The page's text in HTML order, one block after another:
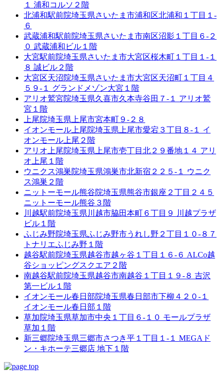
１ 浦和コルソ２階
北浦和駅前院埼玉県さいたま市浦和区北浦和１丁目１-
６
武蔵浦和駅前院埼玉県さいたま市南区沼影１丁目６-２
０ 武蔵浦和ビル１階
大宮駅前院埼玉県さいたま市大宮区桜木町１丁目１-１
８ 誠ビル２階
大宮区天沼院埼玉県さいたま市大宮区天沼町１丁目４
５９-１ グランドメゾン大宮１階
アリオ鷲宮院埼玉県久喜市久本寺谷田７-１ アリオ鷲
宮１階
上尾院埼玉県上尾市宮本町９-２８
イオンモール上尾院埼玉県上尾市愛宕３丁目８-１ イ
オンモール上尾２階
アリオ上尾院埼玉県上尾市壱丁目北２９番地１４ アリ
オ上尾１階
ウニクス鴻巣院埼玉県鴻巣市北新宿２２５-１ ウニク
ス鴻巣２階
ニットーモール熊谷院埼玉県熊谷市銀座２丁目２４５
ニットーモール熊谷３階
川越駅前院埼玉県川越市脇田本町６丁目９ 川越プラザ
ビル１階
ふじみ野院埼玉県ふじみ野市うれし野２丁目１０-８７
トナリエふじみ野１階
越谷駅前院埼玉県越谷市越ヶ谷１丁目１６-６ ALCo越
谷ショッピングスクエア２階
南越谷駅前院埼玉県越谷市南越谷１丁目１９-８ 吉沢
第一ビル１階
イオンモール春日部院埼玉県春日部市下柳４２０-１
イオンモール春日部１階
草加院埼玉県草加市中央１丁目６-１０ モールプラザ
草加１階
新三郷院埼玉県三郷市さつき平１丁目１-１ MEGAド
ン・キホーテ三郷店 地下１階